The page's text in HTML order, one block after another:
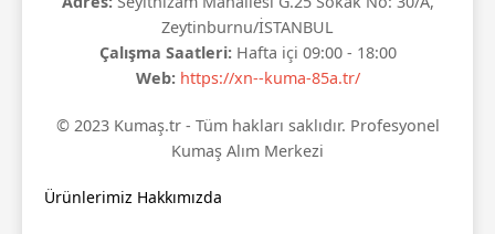
Zeytinburnu/İSTANBUL
Çalışma Saatleri:Hafta içi 09:00 - 18:00
Web: https://xn--kuma-85a.tr/
© 2023 Kumaş.tr - Tüm hakları saklıdır. Profesyonel
Kumaş Alım Merkezi
Ürünlerimiz Hakkımızda